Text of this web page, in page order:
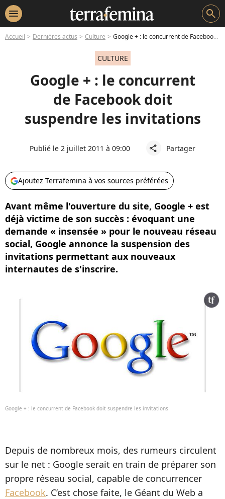
menu search
Accueil Dernières actus Culture Google + : le concurrent de Facebook doit suspendre les invitations
CULTURE
Google + : le concurrent
de Facebook doit
suspendre les invitations
Publié le 2 juillet 2011 à 09:00 share Partager
Ajoutez Terrafemina à vos sources préférées
Avant même l'ouverture du site, Google + est
déjà victime de son succès : évoquant une
demande « insensée » pour le nouveau réseau
social, Google annonce la suspension des
invitations permettant aux nouveaux
internautes de s'inscrire.
Google + : le concurrent de Facebook doit suspendre les invitations
Depuis de nombreux mois, des rumeurs circulent
sur le net : Google serait en train de préparer son
propre réseau social, capable de concurrencer
Facebook. C’est chose faite, le Géant du Web a